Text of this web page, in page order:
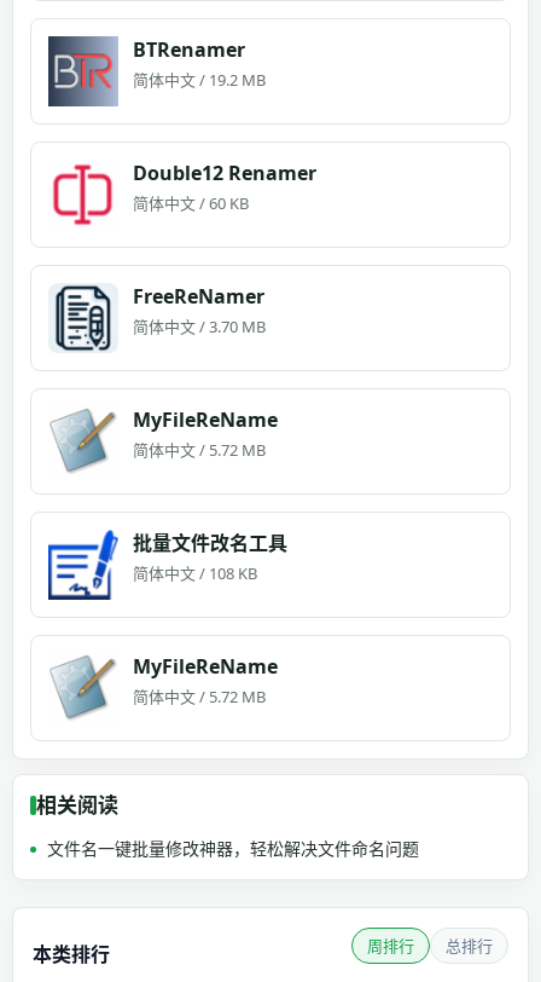
BTRenamer
简体中文 / 19.2 MB
Double12 Renamer
简体中文 / 60 KB
FreeReNamer
简体中文 / 3.70 MB
MyFileReName
简体中文 / 5.72 MB
批量文件改名工具
简体中文 / 108 KB
MyFileReName
简体中文 / 5.72 MB
相关阅读
文件名一键批量修改神器，轻松解决文件命名问题
本类排行 周排行 总排行